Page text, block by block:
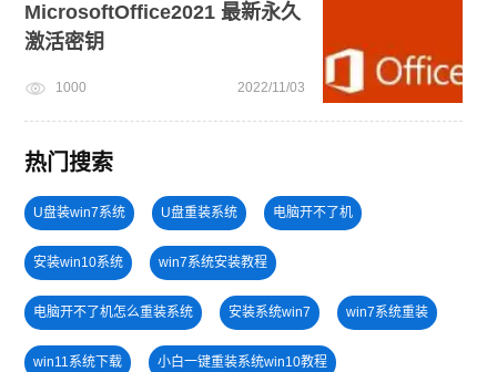
MicrosoftOffice2021 最新永久
激活密钥
1000 2022/11/03
热门搜索
U盘装win7系统 U盘重装系统 电脑开不了机
安装win10系统 win7系统安装教程
电脑开不了机怎么重装系统 安装系统win7 win7系统重装
win11系统下载 小白一键重装系统win10教程